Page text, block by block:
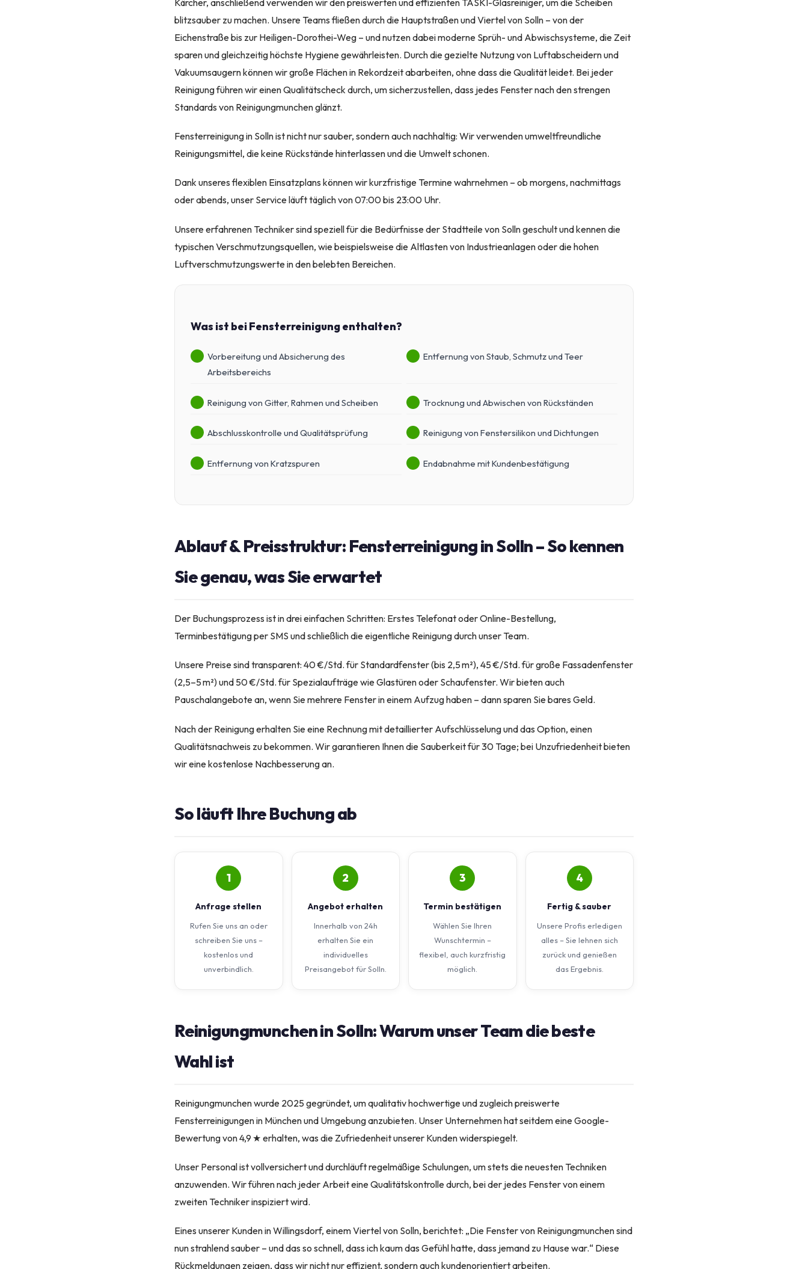
Kärcher, anschließend verwenden wir den preiswerten und effizienten TASKI-Glasreiniger, um die Scheiben
blitzsauber zu machen. Unsere Teams fließen durch die Hauptstraßen und Viertel von Solln – von der
Eichenstraße bis zur Heiligen-Dorothei-Weg – und nutzen dabei moderne Sprüh- und Abwischsysteme, die Zeit
sparen und gleichzeitig höchste Hygiene gewährleisten. Durch die gezielte Nutzung von Luftabscheidern und
Vakuumsaugern können wir große Flächen in Rekordzeit abarbeiten, ohne dass die Qualität leidet. Bei jeder
Reinigung führen wir einen Qualitätscheck durch, um sicherzustellen, dass jedes Fenster nach den strengen
Standards von Reinigungmunchen glänzt.
Fensterreinigung in Solln ist nicht nur sauber, sondern auch nachhaltig: Wir verwenden umweltfreundliche
Reinigungsmittel, die keine Rückstände hinterlassen und die Umwelt schonen.
Dank unseres flexiblen Einsatzplans können wir kurzfristige Termine wahrnehmen – ob morgens, nachmittags
oder abends, unser Service läuft täglich von 07:00 bis 23:00 Uhr.
Unsere erfahrenen Techniker sind speziell für die Bedürfnisse der Stadtteile von Solln geschult und kennen die
typischen Verschmutzungsquellen, wie beispielsweise die Altlasten von Industrieanlagen oder die hohen
Luftverschmutzungswerte in den belebten Bereichen.
Was ist bei Fensterreinigung enthalten?
Vorbereitung und Absicherung des
Arbeitsbereichs
Entfernung von Staub, Schmutz und Teer
Reinigung von Gitter, Rahmen und Scheiben Trocknung und Abwischen von Rückständen
Abschlusskontrolle und Qualitätsprüfung Reinigung von Fenstersilikon und Dichtungen
Entfernung von Kratzspuren Endabnahme mit Kundenbestätigung
Ablauf & Preisstruktur: Fensterreinigung in Solln – So kennen
Sie genau, was Sie erwartet
Der Buchungsprozess ist in drei einfachen Schritten: Erstes Telefonat oder Online-Bestellung,
Terminbestätigung per SMS und schließlich die eigentliche Reinigung durch unser Team.
Unsere Preise sind transparent: 40 €/Std. für Standardfenster (bis 2,5 m²), 45 €/Std. für große Fassadenfenster
(2,5–5 m²) und 50 €/Std. für Spezialaufträge wie Glastüren oder Schaufenster. Wir bieten auch
Pauschalangebote an, wenn Sie mehrere Fenster in einem Aufzug haben – dann sparen Sie bares Geld.
Nach der Reinigung erhalten Sie eine Rechnung mit detaillierter Aufschlüsselung und das Option, einen
Qualitätsnachweis zu bekommen. Wir garantieren Ihnen die Sauberkeit für 30 Tage; bei Unzufriedenheit bieten
wir eine kostenlose Nachbesserung an.
So läuft Ihre Buchung ab
1
Anfrage stellen
Rufen Sie uns an oder
schreiben Sie uns –
kostenlos und
unverbindlich.
2
Angebot erhalten
Innerhalb von 24h
erhalten Sie ein
individuelles
Preisangebot für Solln.
3
Termin bestätigen
Wählen Sie Ihren
Wunschtermin –
flexibel, auch kurzfristig
möglich.
4
Fertig & sauber
Unsere Profis erledigen
alles – Sie lehnen sich
zurück und genießen
das Ergebnis.
Reinigungmunchen in Solln: Warum unser Team die beste
Wahl ist
Reinigungmunchen wurde 2025 gegründet, um qualitativ hochwertige und zugleich preiswerte
Fensterreinigungen in München und Umgebung anzubieten. Unser Unternehmen hat seitdem eine Google-
Bewertung von 4,9 ★ erhalten, was die Zufriedenheit unserer Kunden widerspiegelt.
Unser Personal ist vollversichert und durchläuft regelmäßige Schulungen, um stets die neuesten Techniken
anzuwenden. Wir führen nach jeder Arbeit eine Qualitätskontrolle durch, bei der jedes Fenster von einem
zweiten Techniker inspiziert wird.
Eines unserer Kunden in Willingsdorf, einem Viertel von Solln, berichtet: „Die Fenster von Reinigungmunchen sind
nun strahlend sauber – und das so schnell, dass ich kaum das Gefühl hatte, dass jemand zu Hause war.“ Diese
Rückmeldungen zeigen, dass wir nicht nur effizient, sondern auch kundenorientiert arbeiten.